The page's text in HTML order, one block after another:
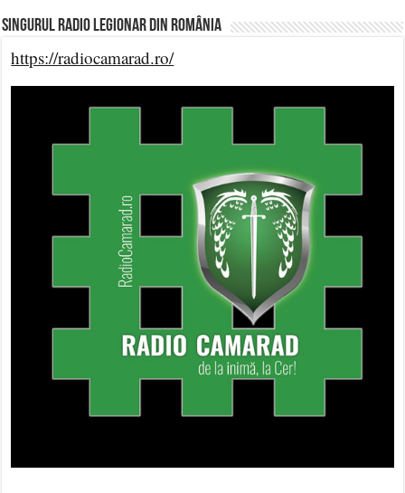
Singurul Radio Legionar din România
https://radiocamarad.ro/